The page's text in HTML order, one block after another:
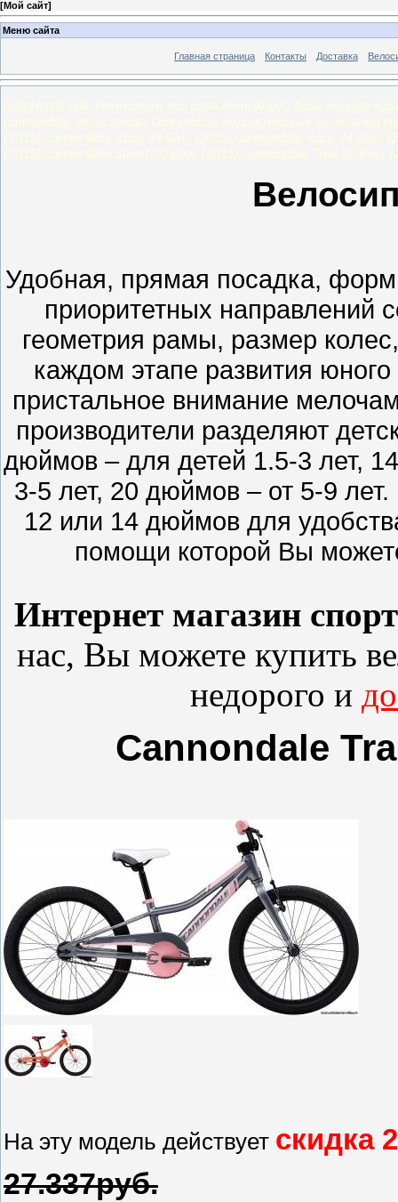
[Мой сайт]
Меню сайта
Главная страница Контакты Доставка
Удобная, прямая посадка,
приоритетных направлений
геометрия рамы, размер
каждом этапе развития
пристальное внимание
производители разделяют
дюймов – для детей 1.5-3 лет,
3-5 лет, 20 дюймов – от 5-9
12 или 14 дюймов для
помощи которой Вы
Интернет магазин
нас, Вы можете купить
недорого и
Cannondale
На эту модель действует скидка
27.337руб.